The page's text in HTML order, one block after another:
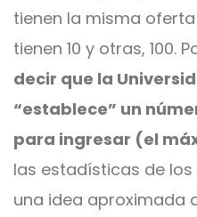
tienen la misma
tienen 10 y otras, 100.
decir que la
“establece” un
para ingresar (el
las estadísticas de
una idea aproximada